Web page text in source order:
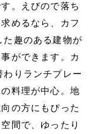
。えびので落ち
めるなら、カフ
趣のある建物が
ができます。カ
りランチプレー
料理が中心。地
の方にもぴった
間で、ゆったり